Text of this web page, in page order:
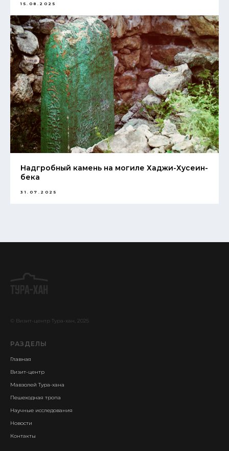
15.08.2025
Надгробный камень на могиле Хаджи-Хусеин-
бека
31.07.2025
© Визит-центр Тура-хан, 2025
РАЗДЕЛЫ
Главная
Визит-центр
Мавзолей Тура-хана
Пешеходная тропа
Научные исследования
Новости
Контакты